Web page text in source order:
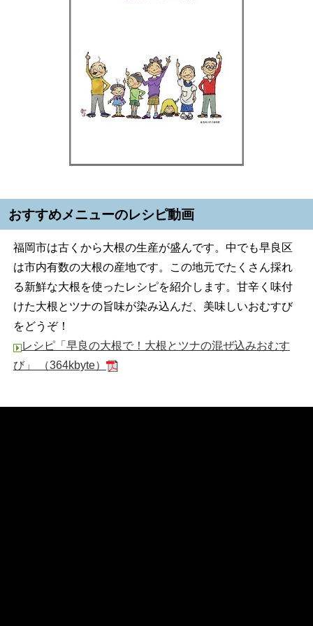
おすすめメニューのレシピ動画
福岡市は古くから大根の生産が盛んです。中でも早良区
は市内有数の大根の産地です。この地元でたくさん採れ
る新鮮な大根を使ったレシピを紹介します。甘辛く味付
けた大根とツナの旨味が染み込んだ、美味しいおむすび
をどうぞ！
レシピ「早良の大根で！大根とツナの混ぜ込みおむす
び」 （364kbyte）